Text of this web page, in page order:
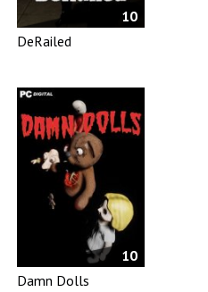
10
DeRailed
10
Damn Dolls